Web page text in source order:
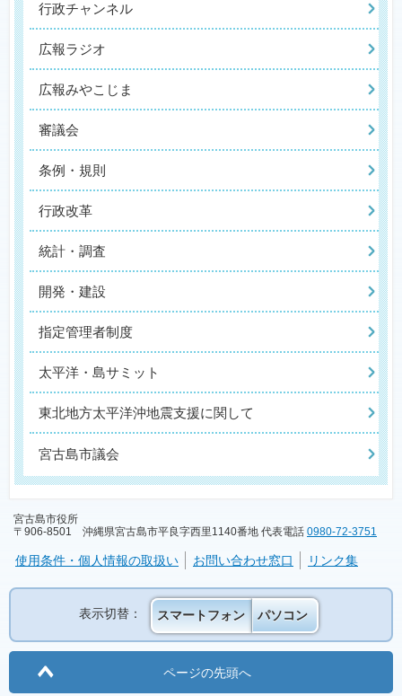
行政チャンネル
広報ラジオ
広報みやこじま
審議会
条例・規則
行政改革
統計・調査
開発・建設
指定管理者制度
太平洋・島サミット
東北地方太平洋沖地震支援に関して
宮古島市議会
宮古島市役所
〒906-8501 沖縄県宮古島市平良字西里1140番地 代表電話 0980-72-3751
使用条件・個人情報の取扱い お問い合わせ窓口 リンク集
表示切替： スマートフォン パソコン
ページの先頭へ